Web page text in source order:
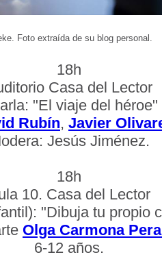
Foto extraída de su blog personal.
18h
Casa del Lector
"El viaje del héroe"
Rubín, Javier
Jesús Jiménez.
18h
10. Casa del Lector
"Dibuja tu propio
Olga Carmona
6-12 años.